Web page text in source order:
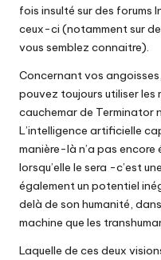
fois insulté sur des forums
ceux-ci (notamment sur
vous semblez connaitre).
Concernant vos
pouvez toujours utiliser les
cauchemar de Terminator
L’intelligence artificielle
manière-là n’a pas
lorsqu’elle le sera -c’est
également un potentiel
delà de son humanité,
machine que les
Laquelle de ces deux